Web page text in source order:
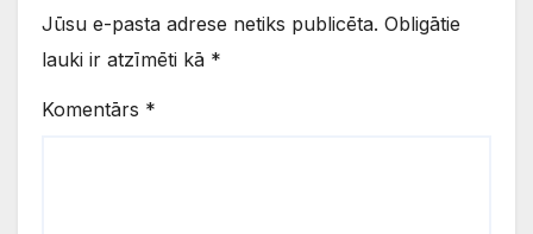
Jūsu e-pasta adrese netiks publicēta. Obligātie
lauki ir atzīmēti kā *
Komentārs *